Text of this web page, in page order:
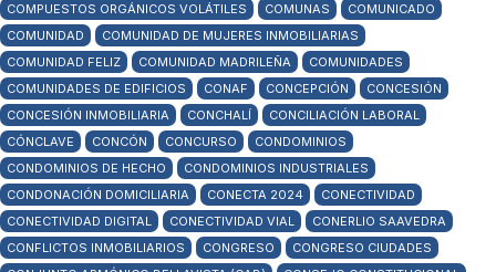
COMPUESTOS ORGÁNICOS VOLÁTILES
COMUNAS
COMUNICADO
COMUNIDAD
COMUNIDAD DE MUJERES INMOBILIARIAS
COMUNIDAD FELIZ
COMUNIDAD MADRILEÑA
COMUNIDADES
COMUNIDADES DE EDIFICIOS
CONAF CONCEPCIÓN
CONCESIÓN
CONCESIÓN INMOBILIARIA
CONCHALÍ
CONCILIACIÓN LABORAL
CÓNCLAVE
CONCÓN CONCURSO
CONDOMINIOS
CONDOMINIOS DE HECHO
CONDOMINIOS INDUSTRIALES
CONDONACIÓN DOMICILIARIA
CONECTA 2024
CONECTIVIDAD
CONECTIVIDAD DIGITAL
CONECTIVIDAD VIAL
CONERLIO SAAVEDRA
CONFLICTOS INMOBILIARIOS
CONGRESO
CONGRESO CIUDADES